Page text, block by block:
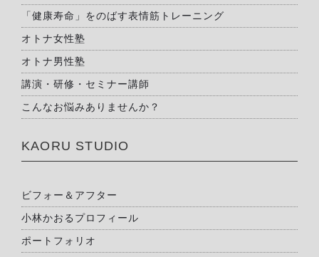
「健康寿命」をのばす表情筋トレーニング
オトナ女性塾
オトナ男性塾
講演・研修・セミナー講師
こんなお悩みありませんか？
KAORU STUDIO
ビフォー＆アフター
小林かおるプロフィール
ポートフォリオ